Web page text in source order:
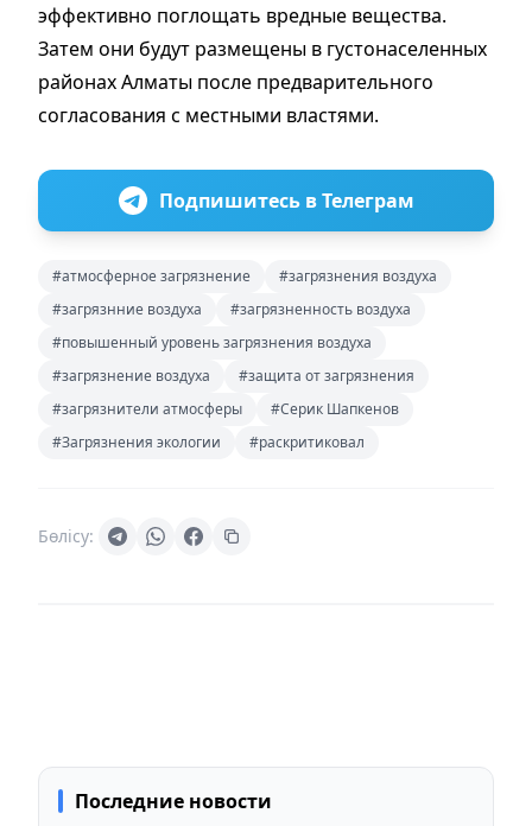
эффективно поглощать вредные вещества.
Затем они будут размещены в густонаселенных
районах Алматы после предварительного
согласования с местными властями.
Подпишитесь в Телеграм
#атмосферное загрязнение
#загрязнения воздуха
#загрязнние воздуха
#загрязненность воздуха
#повышенный уровень загрязнения воздуха
#загрязнение воздуха
#защита от загрязнения
#загрязнители атмосферы
#Серик Шапкенов
#Загрязнения экологии
#раскритиковал
Бөлісу:
Последние новости